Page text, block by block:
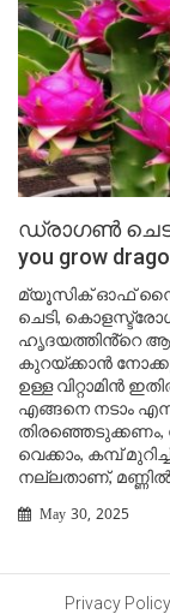
ഡ്രാഗൺ
you grow
മ്യൂസിക് ഓഫ്
ചെടി,
ഹൃദയത്തിൻ്റെ
കുറയ്ക്കാൻ
ഉള്ള വിറ്റാമിൻ
എങ്ങനെ നടാം
തിരഞ്ഞെടുക്കണം,
വെക്കാം, കമ്പ്
നല്ലതാണ്,
May 30, 2025
Privacy Policy